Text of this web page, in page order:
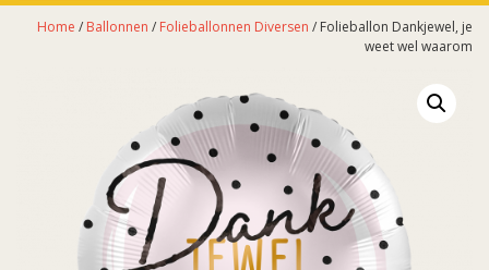
Home / Ballonnen / Folieballonnen Diversen / Folieballon Dankjewel, je
weet wel waarom